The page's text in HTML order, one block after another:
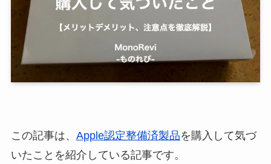
この記事は、 Apple認定整備済製品を購入して気づ
いたことを紹介している記事です。